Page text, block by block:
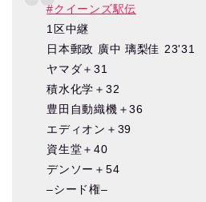
#クイーンズ駅伝
1区中継
日本郵政 廣中 璃梨佳 23'31
ヤマダ＋31
積水化学＋32
豊田自動織機＋36
エディオン＋39
資生堂＋40
デンソー＋54
–シード権–